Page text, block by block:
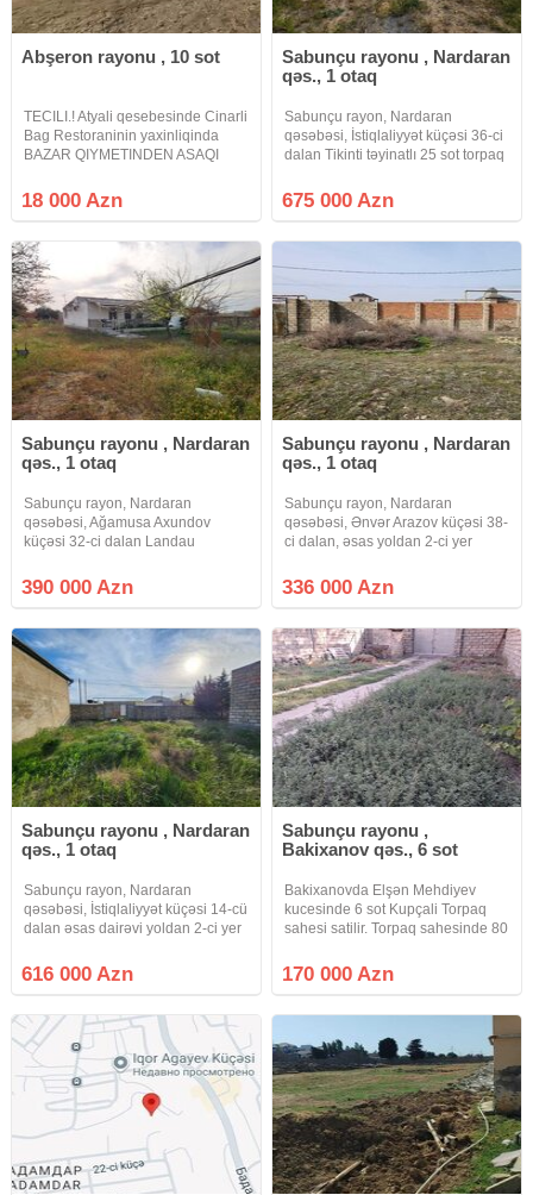
Abşeron rayonu , 10 sot
TECILI.! Atyali qesebesinde Cinarli
Bag Restoraninin yaxinliqinda
BAZAR QIYMETINDEN ASAQI
sahesi satilir erazi six yasayis
massividir qaz su isiq xettleri
18 000 Azn
Sabunçu rayonu , Nardaran
qəs., 1 otaq
Sabunçu rayon, Nardaran
qəsəbəsi, İstiqlaliyyət küçəsi 36-ci
dalan Tikinti təyinatlı 25 sot torpaq
Sea 1006 Qeyd: Müştəri tərəfdən
ofis zəhmət haqqı 1% təşkil edir
675 000 Azn
Sabunçu rayonu , Nardaran
qəs., 1 otaq
Sabunçu rayon, Nardaran
qəsəbəsi, Ağamusa Axundov
küçəsi 32-ci dalan Landau
sot torpaq sahəsi satılır Sənəd
KUPÇA Kod: Sea 1005 Qeyd:
1% təşkil
390 000 Azn
Sabunçu rayonu , Nardaran
qəs., 1 otaq
Sabunçu rayon, Nardaran
qəsəbəsi, Ənvər Arazov küçəsi 38-
ci dalan, əsas yoldan 2-ci yer
sahəsi satılır Əlavə olaraq 1.5sot
vardır Sənəd KUPÇA Kod: Sea
336 000 Azn
Sabunçu rayonu , Nardaran
qəs., 1 otaq
Sabunçu rayon, Nardaran
qəsəbəsi, İstiqlaliyyət küçəsi 14-cü
dalan əsas dairəvi yoldan 2-ci yer
sahəsi satılır Sənəd KUPÇA Kod:
Sea 1004 Qeyd: Müştəri tərəfdən
616 000 Azn
Sabunçu rayonu ,
Bakixanov qəs., 6 sot
Bakixanovda Elşən Mehdiyev
kucesinde 6 sot Kupçali Torpaq
sahesi satilir. Torpaq sahesinde 80
yerleşir. Elave suallar ile bagli
zeng edin.
170 000 Azn